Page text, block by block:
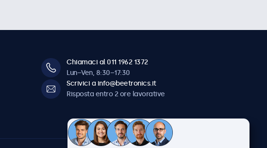
Chiamaci al 011 1962 1372
Lun–Ven, 8:30–17:30
Scrivici a info@beetronics.it
Risposta entro 2 ore lavorative